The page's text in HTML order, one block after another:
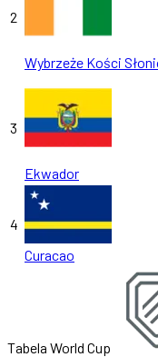
2
Wybrzeże Kości
3
Ekwador
4
Curacao
Tabela World Cup